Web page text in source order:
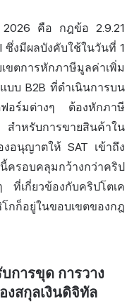
2026 คือ กฎข้อ 2.9.21
ซึ่งมีผลบังคับใช้ในวันที่ 1
ตการหักภาษีมูลค่าเพิ่ม
บบ B2B ที่ดำเนินการบน
อร์มต่างๆ ต้องหักภาษี
หรับการขายสินค้าใน
อนุญาตให้ SAT เข้าถึง
รอบคลุมกว้างกว่าคริป
ที่เกี่ยวข้องกับคริปโตเค
กก็อยู่ในขอบเขตของกฎ
การขุด การวาง
งสกุลเงินดิจิทัล